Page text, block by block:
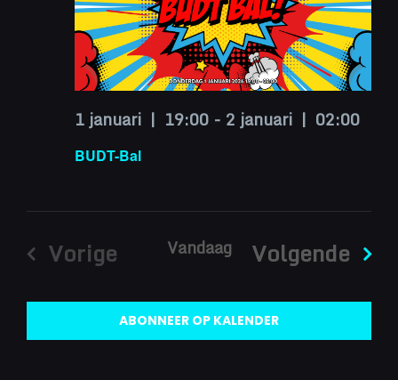
BUDT-Bal
1 januari | 19:00 - 2 januari | 02:00
Vorige
Evenementen
Vandaag Volgende
ABONNEER OP KALENDER